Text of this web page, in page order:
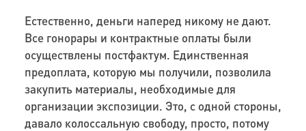
Естественно, деньги наперед никому не дают.
Все гонорары и контрактные оплаты были
осуществлены постфактум. Единственная
предоплата, которую мы получили, позволила
закупить материалы, необходимые для
организации экспозиции. Это, с одной стороны,
давало колоссальную свободу, просто, потому